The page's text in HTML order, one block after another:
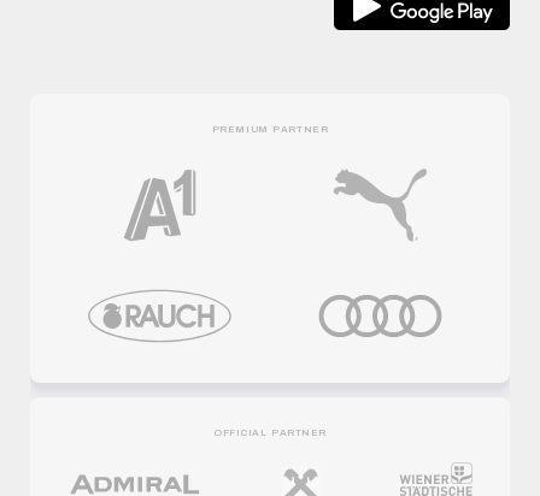
PREMIUM PARTNER
OFFICIAL PARTNER